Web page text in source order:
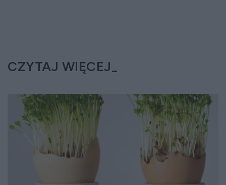
CZYTAJ WIĘCEJ